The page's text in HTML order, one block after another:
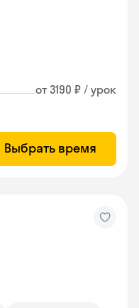
от 3190 ₽ / урок
Выбрать время